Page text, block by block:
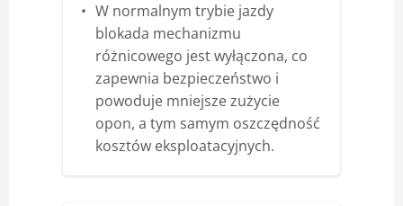
W normalnym trybie jazdy
blokada mechanizmu
różnicowego jest wyłączona, co
zapewnia bezpieczeństwo i
powoduje mniejsze zużycie
opon, a tym samym oszczędność
kosztów eksploatacyjnych.